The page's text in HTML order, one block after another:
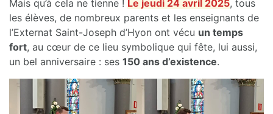
Mais qu’à cela ne tienne ! Le jeudi 24 avril 2025, tous
les élèves, de nombreux parents et les enseignants de
l’Externat Saint-Joseph d’Hyon ont vécu un temps
fort, au cœur de ce lieu symbolique qui fête, lui aussi,
un bel anniversaire : ses 150 ans d’existence.